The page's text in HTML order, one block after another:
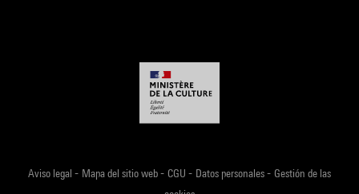
Aviso legal - Mapa del sitio web- CGU - Datos personales- Gestión de las